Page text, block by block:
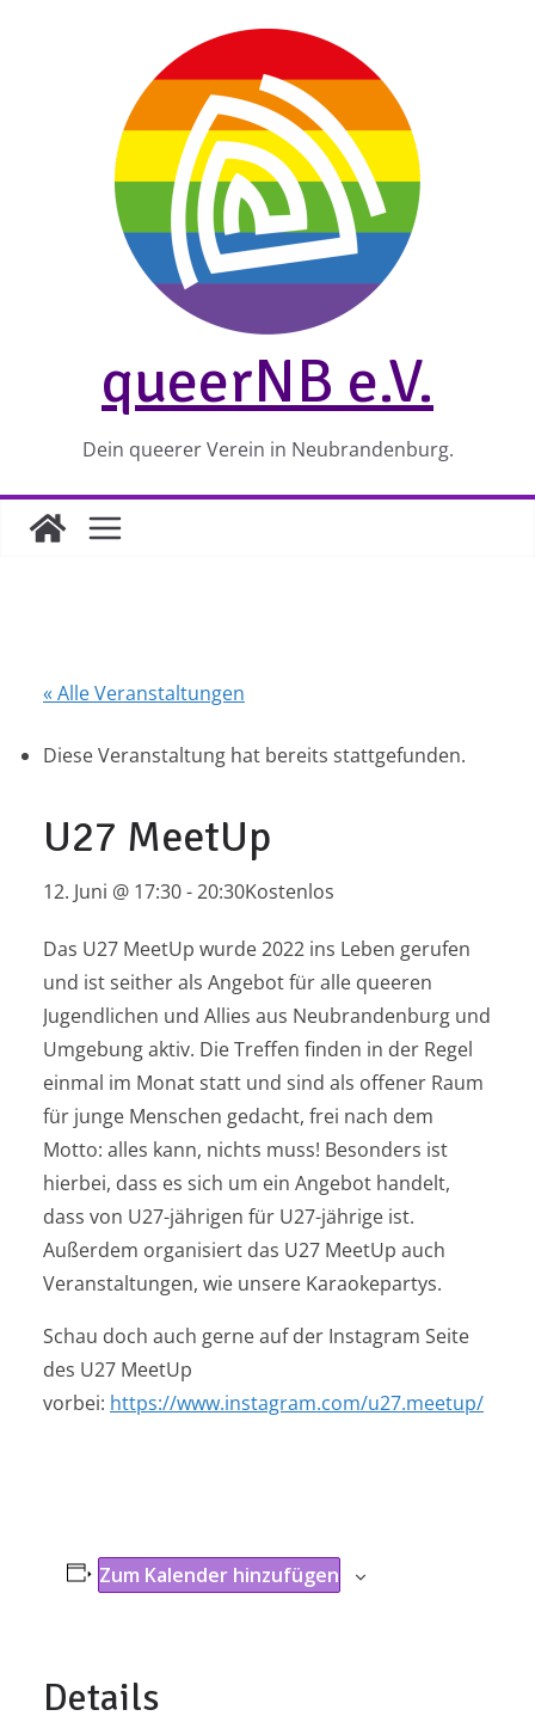
queerNB e.V.
Dein queerer Verein in Neubrandenburg.
« Alle Veranstaltungen
Diese Veranstaltung hat bereits stattgefunden.
U27 MeetUp
12. Juni @ 17:30-20:30Kostenlos
Das U27 MeetUp wurde 2022 ins Leben gerufen
und ist seither als Angebot für alle queeren
Jugendlichen und Allies aus Neubrandenburg und
Umgebung aktiv. Die Treffen finden in der Regel
einmal im Monat statt und sind als offener Raum
für junge Menschen gedacht, frei nach dem
Motto: alles kann, nichts muss! Besonders ist
hierbei, dass es sich um ein Angebot handelt,
dass von U27-jährigen für U27-jährige ist.
Außerdem organisiert das U27 MeetUp auch
Veranstaltungen, wie unsere Karaokepartys.
Schau doch auch gerne auf der Instagram Seite
des U27 MeetUp
vorbei: https://www.instagram.com/u27.meetup/
Zum Kalender hinzufügen
Details